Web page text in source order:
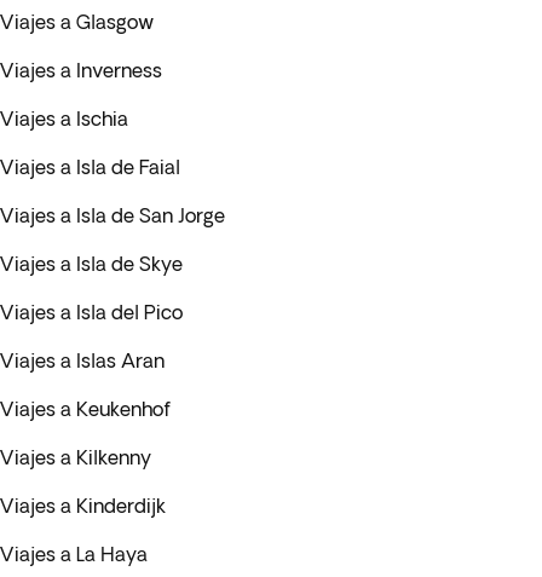
Viajes a Glasgow
Viajes a Inverness
Viajes a Ischia
Viajes a Isla de Faial
Viajes a Isla de San Jorge
Viajes a Isla de Skye
Viajes a Isla del Pico
Viajes a Islas Aran
Viajes a Keukenhof
Viajes a Kilkenny
Viajes a Kinderdijk
Viajes a La Haya